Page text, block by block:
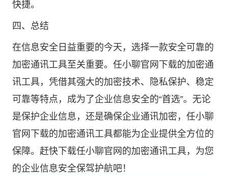
快捷。
四、总结
在信息安全日益重要的今天，选择一款安全可靠的
加密通讯工具至关重要。任小聊官网下载的加密通
讯工具，凭借其强大的加密技术、隐私保护、稳定
可靠等特点，成为了企业信息安全的“首选”。无论
是保护企业信息，还是确保企业通讯加密，任小聊
官网下载的加密通讯工具都能为企业提供全方位的
保障。赶快下载任小聊官网的加密通讯工具，为您
的企业信息安全保驾护航吧！